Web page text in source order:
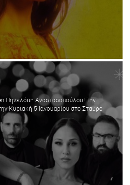
Πηνελόπη Αναστασοπούλου! Την
Κυριακή 5 Ιανουαρίου στο Σταυρό